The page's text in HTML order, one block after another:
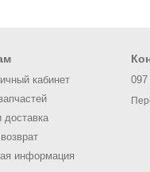
в Mercedes
долговечности.
в быстрой
с авто.
быстро, не
кабинет
доставка
информация
097